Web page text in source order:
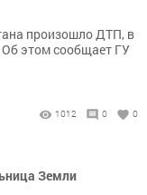
произошло ДТП, в
Об этом сообщает ГУ
1012 0 0
Земли